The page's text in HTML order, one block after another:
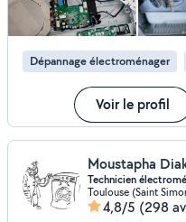
Dépannage électroménager
Voir le profil
Moustapha
Technicien
Toulouse (Saint
4,8/5 (298